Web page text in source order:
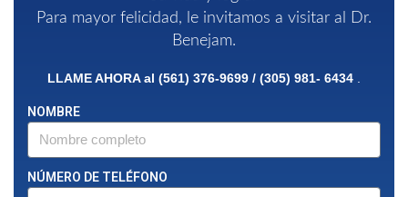
Para mayor felicidad, le invitamos a visitar al Dr.
Benejam.
LLAME AHORA al (561) 376-9699 / (305) 981- 6434
NOMBRE
NÚMERO DE TELÉFONO